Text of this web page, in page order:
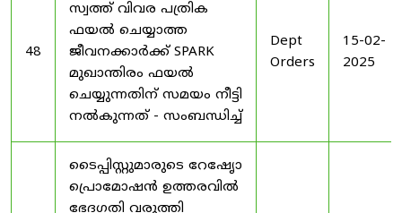
48
സ്വത്ത് വിവര പത്രിക
ഫയൽ ചെയ്യാത്ത
ജീവനക്കാർക്ക് SPARK
മുഖാന്തിരം ഫയൽ
ചെയ്യുന്നതിന് സമയം നീട്ടി
നൽകുന്നത് - സംബന്ധിച്ച്
Dept
Orders
15-02-
2025
ടൈപ്പിസ്റ്റുമാരുടെ റേഷേൃാ
പ്രൊമോഷൻ ഉത്തരവിൽ
ഭേദഗതി വരുത്തി